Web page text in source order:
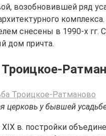
возобновившей ряд
снесены в 1990-х гг.
дом причта.
церковь у бывшей
в. постройки